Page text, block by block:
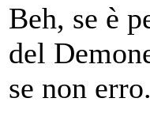
Beh, se è
del
se non erro.